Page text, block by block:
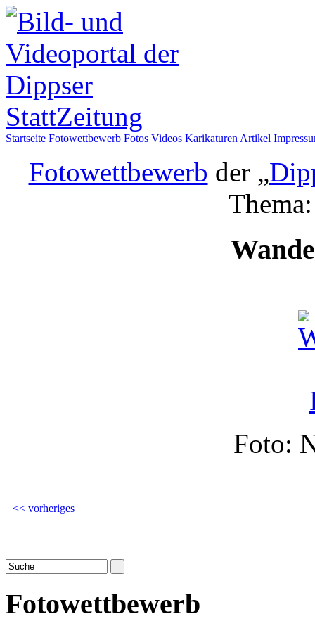
Startseite Fotowettbewerb Fotos Videos Karikaturen Artikel
Fotowettbewerb der „
Foto:
<< vorheriges
Fotowettbewerb